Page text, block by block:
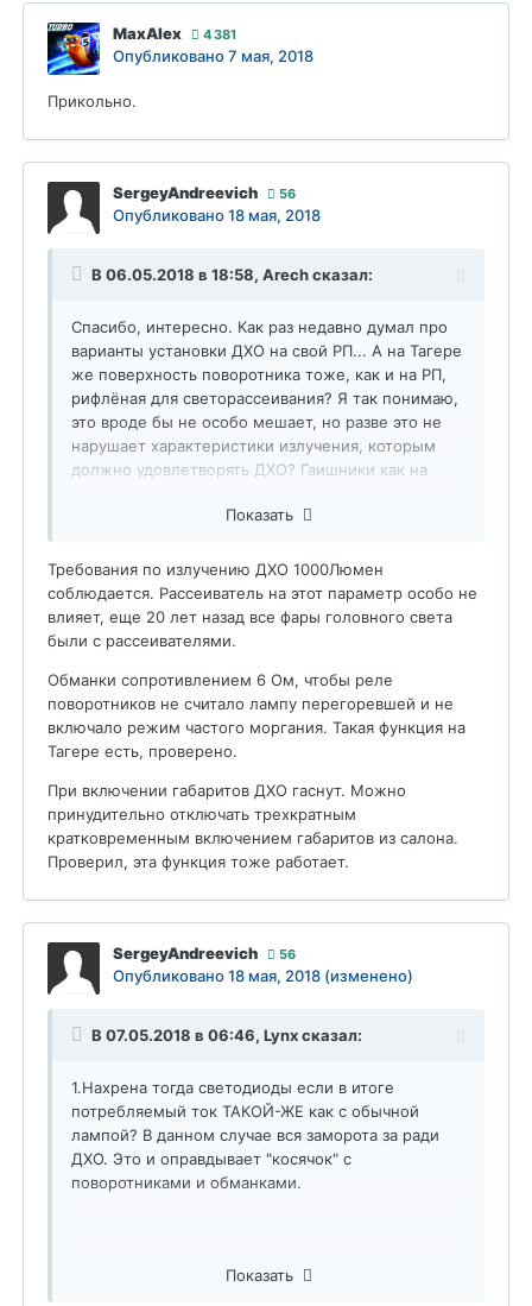
MaxAlex 4 381
Опубликовано7 мая, 2018
Прикольно.
SergeyAndreevich 56
Опубликовано18 мая, 2018
В 06.05.2018 в 18:58, Arechсказал:
Спасибо, интересно. Как раз недавно думал про
варианты установки ДХО на свой РП... А на Тагере
же поверхность поворотника тоже, как и на РП,
рифлёная для светорассеивания? Я так понимаю,
это вроде бы не особо мешает, но разве это не
нарушает характеристики излучения, которым
должно удовлетворять ДХО? Гаишники как на
И я не понял, какая логика включения ДХО? Они
всегда автоматически включаются с мотором
(если так, то это плохо, ночью они слепят
вручную?
Показать
Требования по излучению ДХО 1000Люмен
соблюдается. Рассеиватель на этот параметр особо не
влияет, еще 20 лет назад все фары головного света
были с рассеивателями.
Обманки сопротивлением 6 Ом, чтобы реле
поворотников не считало лампу перегоревшей и не
включало режим частого моргания. Такая функция на
Тагере есть, проверено.
При включении габаритов ДХО гаснут. Можно
принудительно отключать трехкратным
кратковременным включением габаритов из салона.
Проверил, эта функция тоже работает.
SergeyAndreevich 56
Опубликовано18 мая, 2018 (изменено)
В 07.05.2018 в 06:46, Lynxсказал:
1.Нахрена тогда светодиоды если в итоге
потребляемый ток ТАКОЙ-ЖЕ как с обычной
лампой? В данном случае вся заморота за ради
ДХО. Это и оправдывает "косячок" с
поворотниками и обманками.
установки в оптику поворотника. Она
Показать